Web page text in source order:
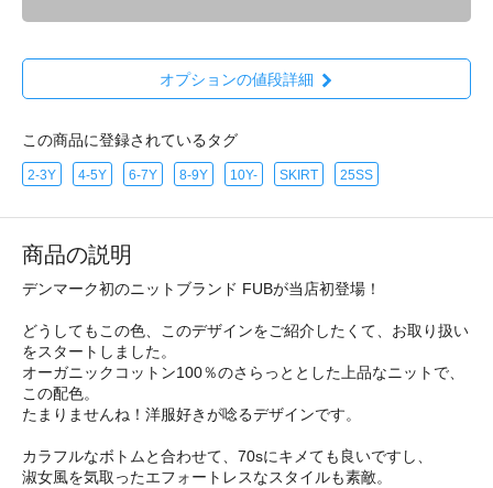
オプションの値段詳細
この商品に登録されているタグ
2-3Y 4-5Y 6-7Y 8-9Y 10Y- SKIRT 25SS
商品の説明
デンマーク初のニットブランド FUBが当店初登場！
どうしてもこの色、このデザインをご紹介したくて、お取り扱い
をスタートしました。
オーガニックコットン100％のさらっととした上品なニットで、
この配色。
たまりませんね！洋服好きが唸るデザインです。
カラフルなボトムと合わせて、70sにキメても良いですし、
淑女風を気取ったエフォートレスなスタイルも素敵。